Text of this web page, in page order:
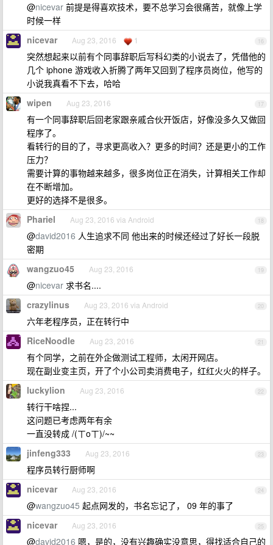
@nicevar 前提是得喜欢技术，要不总学习会很痛苦，就像上学
时候一样
16
nicevar Aug 23, 2016 1
突然想起来以前有个同事辞职后写科幻类的小说去了，凭借他的
几个 iphone 游戏收入折腾了两年又回到了程序员岗位，他写的
小说我真看不下去，哈哈
17
wipen Aug 23, 2016
有一个同事辞职后回老家跟亲戚合伙开饭店，好像没多久又做回
程序了。
看转行的目的了，寻求更高收入？更多的时间？还是更小的工作
压力？
需要计算的事物越来越多，很多岗位正在消失，计算相关工作却
在不断增加。
更好的选择不是很多。
18
Phariel Aug 23, 2016 via Android
@david2016 人生追求不同 他出来的时候还经过了好长一段脱
密期
19
wangzuo45 Aug 23, 2016
@nicevar 求书名....
20
crazylinus Aug 23, 2016 via Android
六年老程序员，正在转行中
21
RiceNoodle Aug 23, 2016
有个同学，之前在外企做测试工程师，太闲开网店。
现在副业变主页，开了个小公司卖消费电子，红红火火的样子。
22
luckylion Aug 23, 2016
转行干啥捏...
这问题已考虑两年有余
一直没转成 /(ㄒoㄒ)/~~
23
jinfeng333 Aug 23, 2016
程序员转行厨师啊
24
nicevar Aug 23, 2016
@wangzuo45 起点网发的，书名忘记了， 09 年的事了
25
nicevar Aug 23, 2016
@david2016 嗯，是的，没有兴趣确实没意思，得找适合自己的